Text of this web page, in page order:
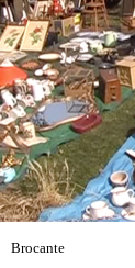
Brocante